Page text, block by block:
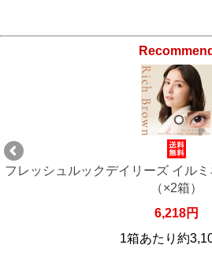
Recommend
フレッシュルックデイリーズ イル
（×2箱）
6,218円
1箱あたり約